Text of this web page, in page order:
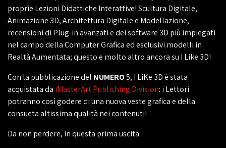
proprie Lezioni Didattiche Interattive! Scultura Digitale,
Animazione 3D, Architettura Digitale e Modellazione,
recensioni di Plug-in avanzati e dei software 3D più impiegati
nel campo della Computer Grafica ed esclusivi modelli in
Realtà Aumentata; questo e molto altro ancora su I Like 3D!
Con la pubblicazione del NUMERO5, I LiKe 3D è stata
acquistata da iMasterArt Publishing Division: i Lettori
potranno così godere di una nuova veste grafica e della
consueta altissima qualità nei contenuti!
Da non perdere, in questa prima uscita: